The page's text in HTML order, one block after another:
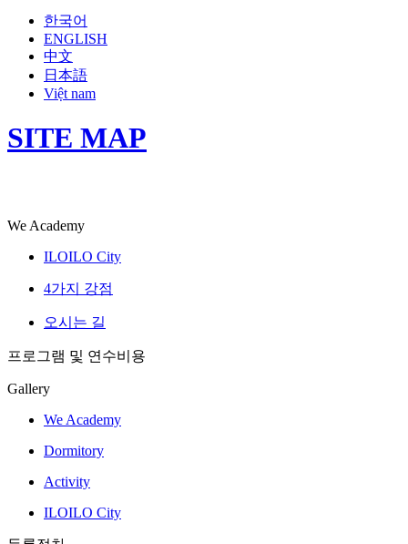
한국어
ENGLISH
中文
日本語
Việt nam
SITE MAP
We Academy
ILOILO City
4가지 강점
오시는 길
프로그램 및 연수비용
Gallery
We Academy
Dormitory
Activity
ILOILO City